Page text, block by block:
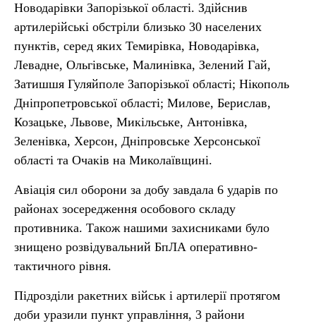
Новодарівки Запорізької області. Здійснив
артилерійські обстріли близько 30 населених
пунктів, серед яких Темирівка, Новодарівка,
Левадне, Ольгівське, Малинівка, Зелений Гай,
Затишшя Гуляйполе Запорізької області; Нікополь
Дніпропетровської області; Милове, Берислав,
Козацьке, Львове, Микільське, Антонівка,
Зеленівка, Херсон, Дніпровське Херсонської
області та Очаків на Миколаївщині.
Авіація сил оборони за добу завдала 6 ударів по
районах зосередження особового складу
противника. Також нашими захисниками було
знищено розвідувальний БпЛА оперативно-
тактичного рівня.
Підрозділи ракетних військ і артилерії протягом
доби уразили пункт управління, 3 райони